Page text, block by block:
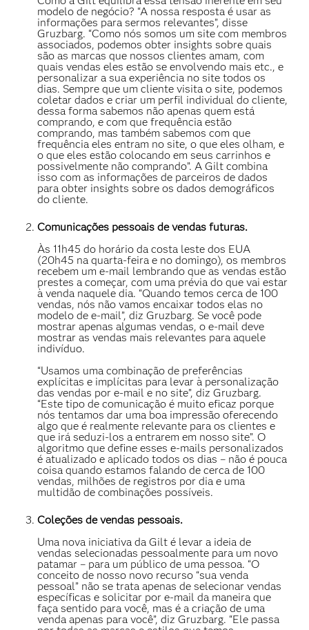
modelo de negócio? “A nossa resposta é usar as
informações para sermos relevantes”, disse
Gruzbarg. “Como nós somos um site com membros
associados, podemos obter insights sobre quais
são as marcas que nossos clientes amam, com
quais vendas eles estão se envolvendo mais etc., e
personalizar a sua experiência no site todos os
dias. Sempre que um cliente visita o site, podemos
coletar dados e criar um perfil individual do cliente,
dessa forma sabemos não apenas quem está
comprando, e com que frequência estão
comprando, mas também sabemos com que
frequência eles entram no site, o que eles olham, e
o que eles estão colocando em seus carrinhos e
possivelmente não comprando”. A Gilt combina
isso com as informações de parceiros de dados
para obter insights sobre os dados demográficos
do cliente.
Comunicações pessoais de vendas futuras.
Às 11h45 do horário da costa leste dos EUA
(20h45 na quarta-feira e no domingo), os membros
recebem um e-mail lembrando que as vendas estão
prestes a começar, com uma prévia do que vai estar
à venda naquele dia. “Quando temos cerca de 100
vendas, nós não vamos encaixar todos elas no
modelo de e-mail”, diz Gruzbarg. Se você pode
mostrar apenas algumas vendas, o e-mail deve
mostrar as vendas mais relevantes para aquele
indivíduo.
“Usamos uma combinação de preferências
explícitas e implícitas para levar à personalização
das vendas por e-mail e no site”, diz Gruzbarg.
“Este tipo de comunicação é muito eficaz porque
nós tentamos dar uma boa impressão oferecendo
algo que é realmente relevante para os clientes e
que irá seduzi-los a entrarem em nosso site”. O
algoritmo que define esses e-mails personalizados
é atualizado e aplicado todos os dias – não é pouca
coisa quando estamos falando de cerca de 100
vendas, milhões de registros por dia e uma
multidão de combinações possíveis.
Coleções de vendas pessoais.
Uma nova iniciativa da Gilt é levar a ideia de
vendas selecionadas pessoalmente para um novo
patamar – para um público de uma pessoa. “O
conceito de nosso novo recurso “sua venda
pessoal” não se trata apenas de selecionar vendas
específicas e solicitar por e-mail da maneira que
faça sentido para você, mas é a criação de uma
venda apenas para você”, diz Gruzbarg. “Ele passa